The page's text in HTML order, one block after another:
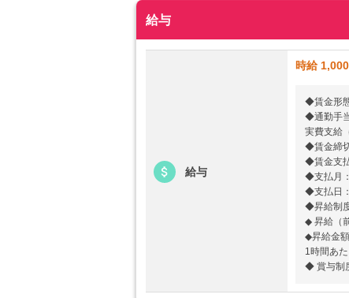
給与
給与
時給
◆賃金形
◆通勤手
実費支給
◆賃金締
◆賃金支
◆支払月
◆支払日
◆昇給制
◆ 昇給（
◆昇給金
1時間あ
◆ 賞与制